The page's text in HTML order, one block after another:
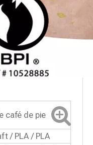
café de pie
/ PLA / PLA